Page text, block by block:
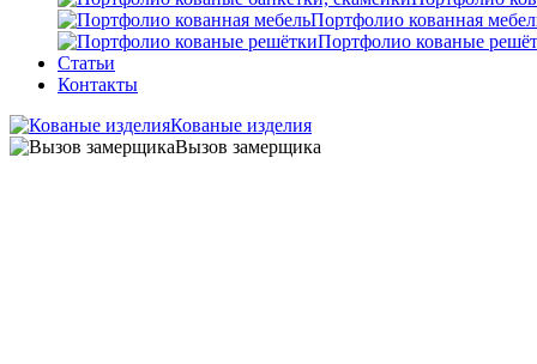
Портфолио кованная
Портфолио кованые
Статьи
Контакты
Кованые изделия
Вызов замерщика